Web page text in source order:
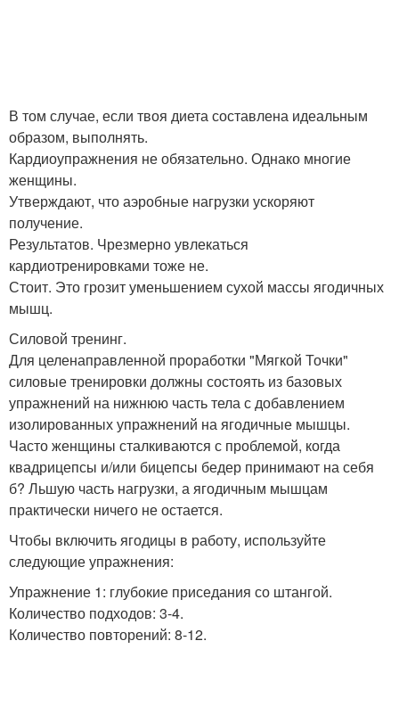
В том случае, если твоя диета составлена идеальным
образом, выполнять.
Кардиоупражнения не обязательно. Однако многие
женщины.
Утверждают, что аэробные нагрузки ускоряют
получение.
Результатов. Чрезмерно увлекаться
кардиотренировками тоже не.
Стоит. Это грозит уменьшением сухой массы ягодичных
мышц.
Силовой тренинг.
Для целенаправленной проработки "Мягкой Точки"
силовые тренировки должны состоять из базовых
упражнений на нижнюю часть тела с добавлением
изолированных упражнений на ягодичные мышцы.
Часто женщины сталкиваются с проблемой, когда
квадрицепсы и/или бицепсы бедер принимают на себя
б? Льшую часть нагрузки, а ягодичным мышцам
практически ничего не остается.
Чтобы включить ягодицы в работу, используйте
следующие упражнения:
Упражнение 1: глубокие приседания со штангой.
Количество подходов: 3-4.
Количество повторений: 8-12.